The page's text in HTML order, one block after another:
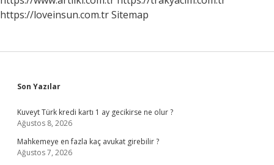
https://loveinsun.com.trSitemap
Sidebar
Son Yazılar
Kuveyt Türk kredi kartı 1 ay gecikirse ne olur ?
Ağustos 8, 2026
Mahkemeye en fazla kaç avukat girebilir ?
Ağustos 7, 2026